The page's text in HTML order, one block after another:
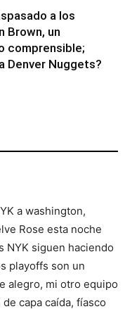
a los
Brown, un
comprensible;
Denver Nuggets?
a washington,
Rose esta noche
NYK siguen haciendo
playoffs son un
alegro, mi otro equipo
capa caída, fíasco